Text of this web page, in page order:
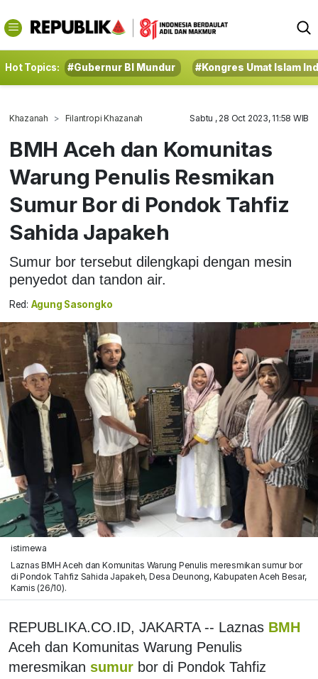
Hot Topics: #Gubernur BI Mundur #Kongres Umat Islam
Khazanah Filantropi Khazanah Sabtu , 28 Oct 2023, 11:58 WIB
BMH Aceh dan Komunitas
Warung Penulis Resmikan
Sumur Bor di Pondok Tahfiz
Sahida Japakeh
Sumur bor tersebut dilengkapi dengan mesin
penyedot dan tandon air.
Red: Agung Sasongko
istimewa
Laznas BMH Aceh dan Komunitas Warung Penulis meresmikan sumur bor
di Pondok Tahfiz Sahida Japakeh, Desa Deunong, Kabupaten Aceh Besar,
Kamis (26/10).
REPUBLIKA.CO.ID, JAKARTA -- Laznas BMH
Aceh dan Komunitas Warung Penulis
meresmikan sumur bor di Pondok Tahfiz